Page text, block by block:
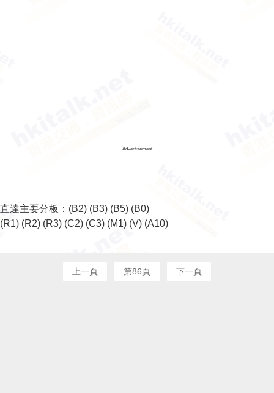
Advertisement
直達主要分板： (B2) (B3) (B5) (B0)
(R1) (R2) (R3) (C2) (C3) (M1) (V) (A10)
上一頁 第86頁 下一頁